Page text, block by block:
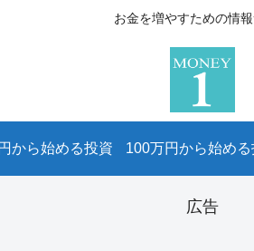
お金を増やすための情
から始める投資 100万円から始める
広告